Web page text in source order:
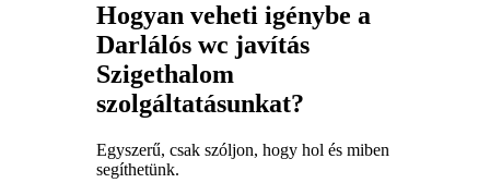
Hogyan veheti igénybe a
Darlálós wc javítás
Szigethalom
szolgáltatásunkat?
Egyszerű, csak szóljon, hogy hol és miben
segíthetünk.